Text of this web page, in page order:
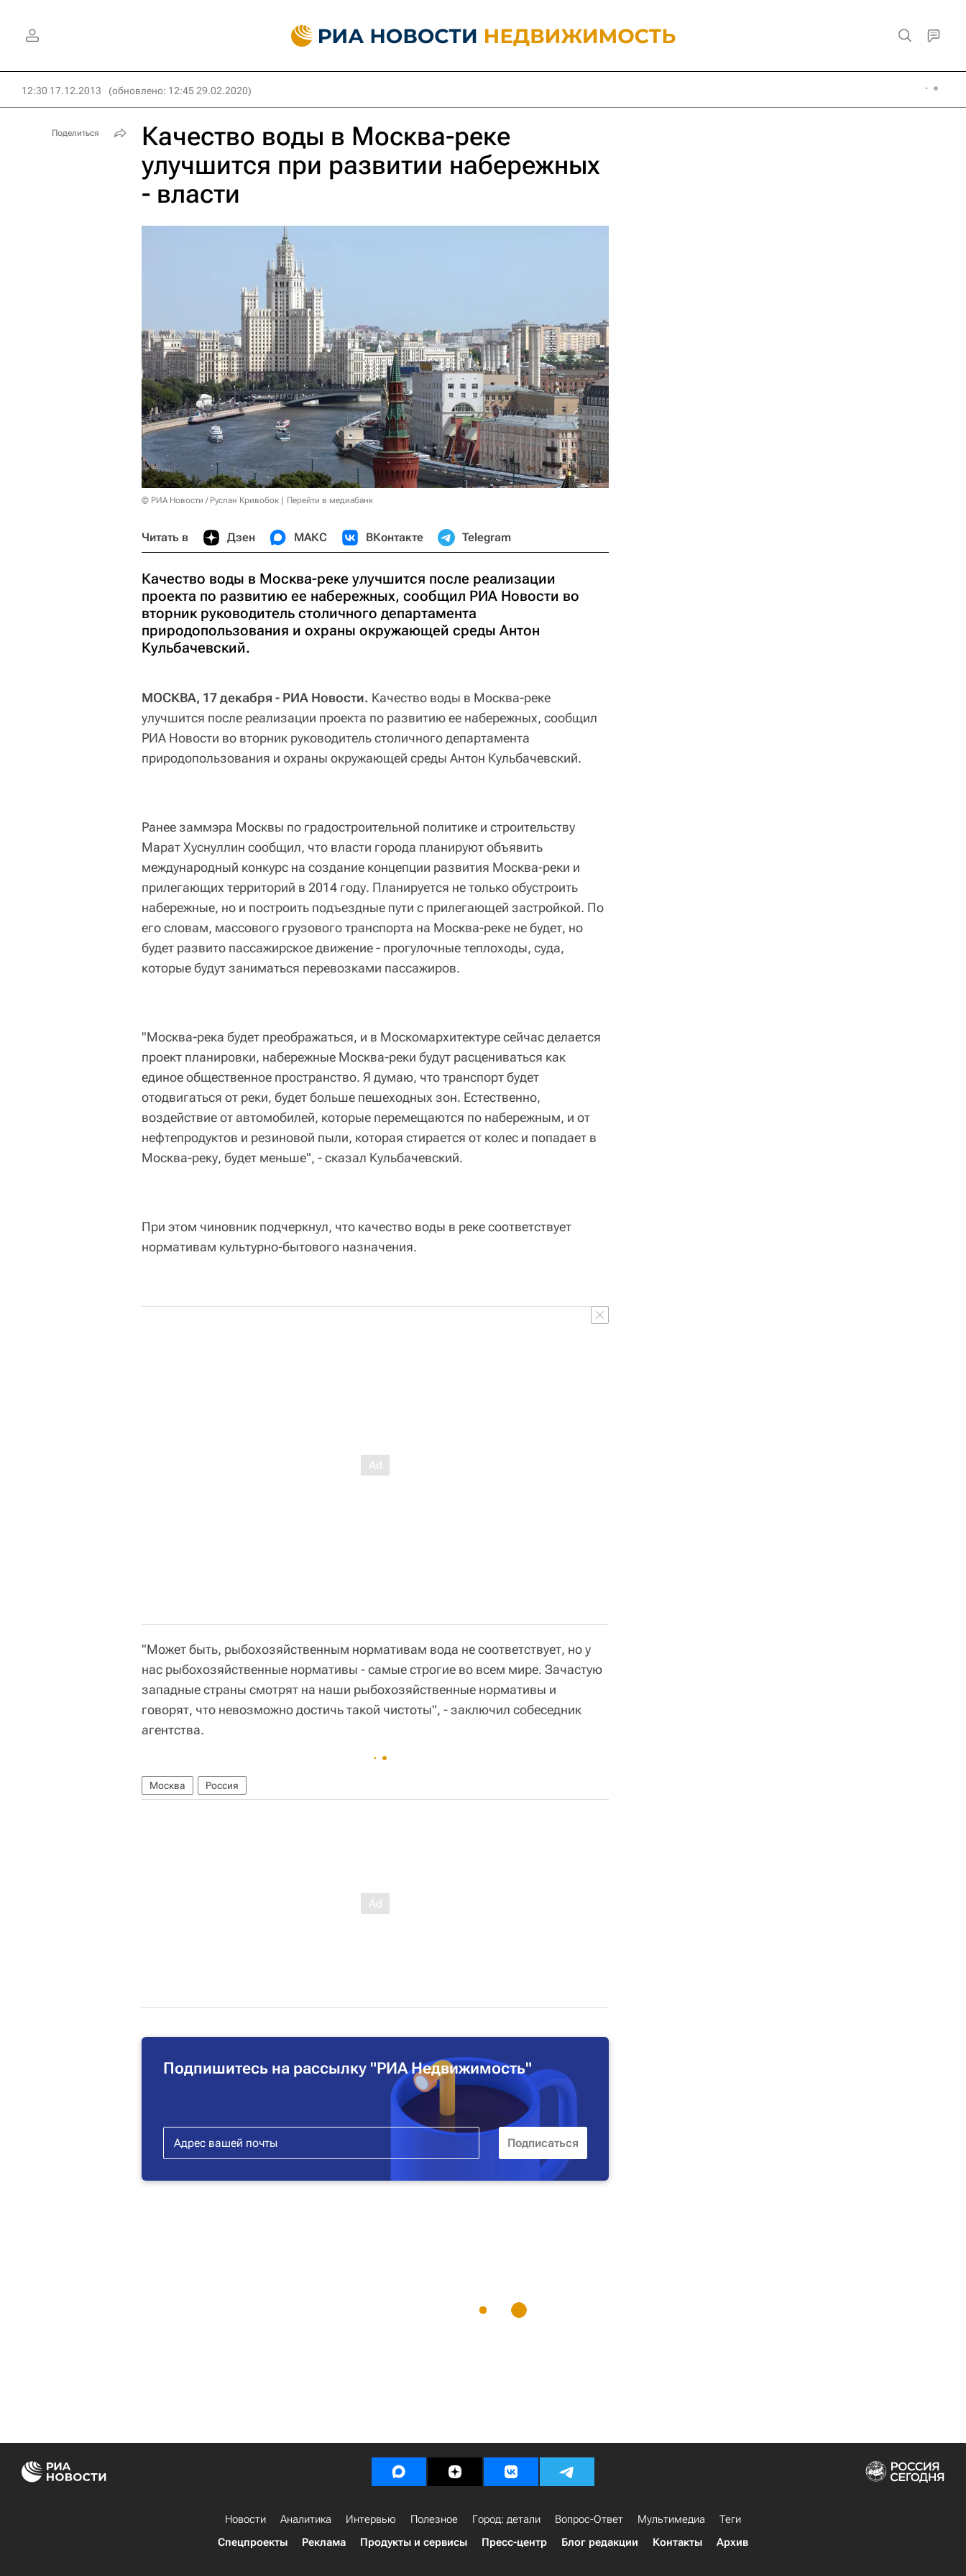
12:30 17.12.2013 (обновлено: 12:45 29.02.2020)
Качество воды в Москва-реке
улучшится при развитии набережных
- власти
© РИА Новости / Руслан Кривобок Перейти в медиабанк
Читать в Дзен МАКС ВКонтакте Telegram
Качество воды в Москва-реке улучшится после реализации
проекта по развитию ее набережных, сообщил РИА Новости во
вторник руководитель столичного департамента
природопользования и охраны окружающей среды Антон
Кульбачевский.
МОСКВА, 17 декабря - РИА Новости. Качество воды в Москва-реке
улучшится после реализации проекта по развитию ее набережных, сообщил
РИА Новости во вторник руководитель столичного департамента
природопользования и охраны окружающей среды Антон Кульбачевский.
Ранее заммэра Москвы по градостроительной политике и строительству
Марат Хуснуллин сообщил, что власти города планируют объявить
международный конкурс на создание концепции развития Москва-реки и
прилегающих территорий в 2014 году. Планируется не только обустроить
набережные, но и построить подъездные пути с прилегающей застройкой. По
его словам, массового грузового транспорта на Москва-реке не будет, но
будет развито пассажирское движение - прогулочные теплоходы, суда,
которые будут заниматься перевозками пассажиров.
"Москва-река будет преображаться, и в Москомархитектуре сейчас делается
проект планировки, набережные Москва-реки будут расцениваться как
единое общественное пространство. Я думаю, что транспорт будет
отодвигаться от реки, будет больше пешеходных зон. Естественно,
воздействие от автомобилей, которые перемещаются по набережным, и от
нефтепродуктов и резиновой пыли, которая стирается от колес и попадает в
Москва-реку, будет меньше", - сказал Кульбачевский.
При этом чиновник подчеркнул, что качество воды в реке соответствует
нормативам культурно-бытового назначения.
"Может быть, рыбохозяйственным нормативам вода не соответствует, но у
нас рыбохозяйственные нормативы - самые строгие во всем мире. Зачастую
западные страны смотрят на наши рыбохозяйственные нормативы и
говорят, что невозможно достичь такой чистоты", - заключил собеседник
агентства.
Москва Россия
Подпишитесь на рассылку "РИА Недвижимость"
Поделиться
Новости Аналитика Интервью Полезное Город: детали Вопрос-Ответ Мультимедиа
Теги
Спецпроекты
Реклама Продукты и сервисы Пресс-центр Блог редакции Контакты Архив